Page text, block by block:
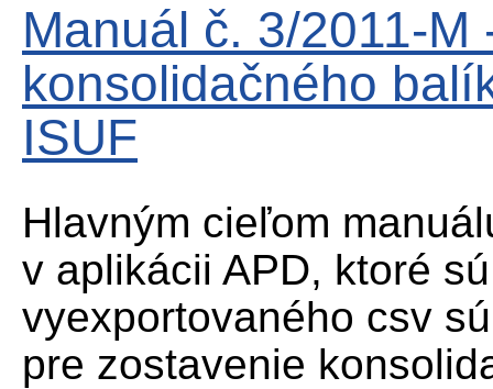
Manuál č. 3/2011-M
konsolidačného
ISUF
Hlavným cieľom
v aplikácii APD, ktoré
vyexportovaného csv
pre zostavenie